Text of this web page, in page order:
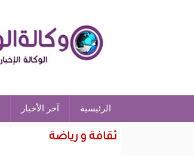
الرئيسية آخر الأخبار
ثقافة و رياضة